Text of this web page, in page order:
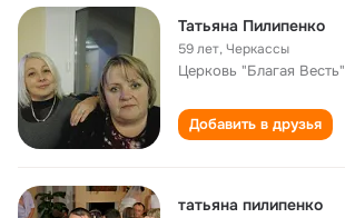
Татьяна Пилипенко
59 лет,Черкассы
Церковь "Благая Весть"
Добавить в друзья
татьяна пилипенко